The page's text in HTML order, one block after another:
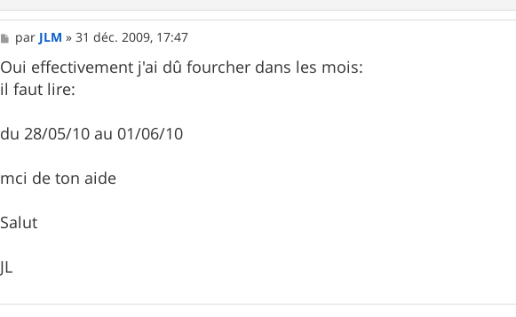
M
e
s
s
a
par JLM »31 déc. 2009, 17:47
Oui effectivement j'ai dû fourcher dans les mois:
il faut lire:
du 28/05/10 au 01/06/10
mci de ton aide
Salut
JL